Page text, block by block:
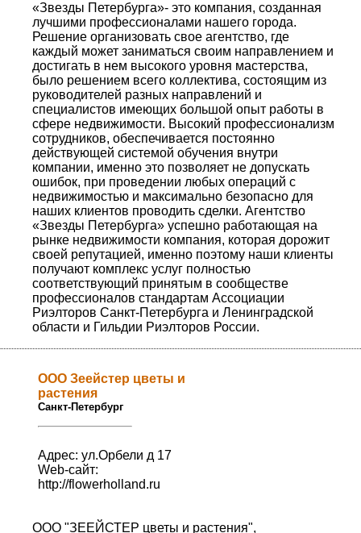
«Звезды Петербурга»- это компания, созданная
лучшими профессионалами нашего города.
Решение организовать свое агентство, где
каждый может заниматься своим направлением и
достигать в нем высокого уровня мастерства,
было решением всего коллектива, состоящим из
руководителей разных направлений и
специалистов имеющих большой опыт работы в
сфере недвижимости. Высокий профессионализм
сотрудников, обеспечивается постоянно
действующей системой обучения внутри
компании, именно это позволяет не допускать
ошибок, при проведении любых операций с
недвижимостью и максимально безопасно для
наших клиентов проводить сделки. Агентство
«Звезды Петербурга» успешно работающая на
рынке недвижимости компания, которая дорожит
своей репутацией, именно поэтому наши клиенты
получают комплекс услуг полностью
соответствующий принятым в сообществе
профессионалов стандартам Ассоциации
Риэлторов Санкт-Петербурга и Ленинградской
области и Гильдии Риэлторов России.
ООО Зеейстер цветы и
растения
Санкт-Петербург
Адрес: ул.Орбели д 17
Web-сайт:
http://flowerholland.ru
ООО "ЗЕЕЙСТЕР цветы и растения",